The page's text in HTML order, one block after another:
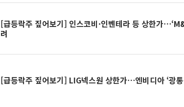
[급등락주 짚어보기] 인스코비·인벤테라 등 상한가
려
[급등락주 짚어보기] LIG넥스원 상한가⋯엔비디아 ‘광